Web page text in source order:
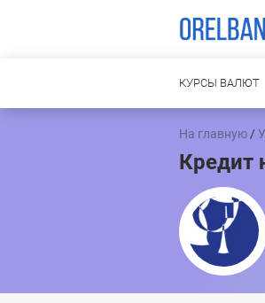
КУРСЫ ВАЛЮТ
На главную /
Кредит